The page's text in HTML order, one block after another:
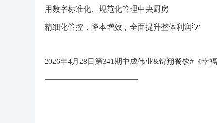
用数字标准化、规范化管理中央厨房
精细化管控，降本增效，全面提升整体利润💡
2026年4月28日第341期中成伟业&锦翔餐饮#《幸
————————————